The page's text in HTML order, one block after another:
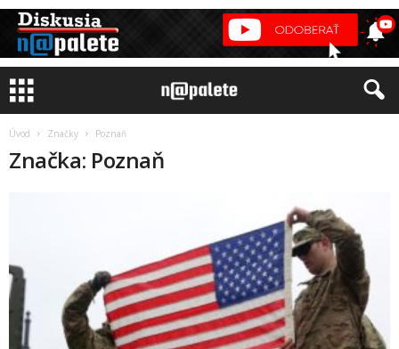
Úvod Značky Poznaň
Značka: Poznaň